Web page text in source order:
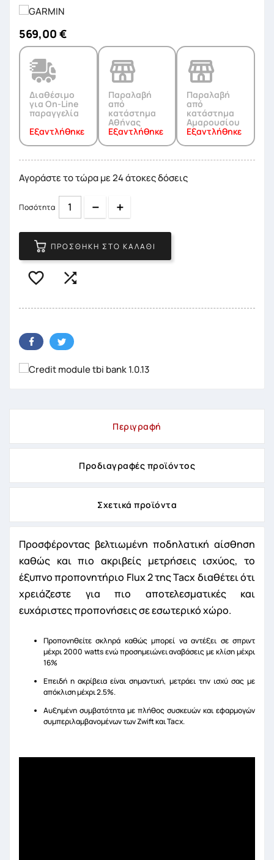
569,00 €
Διαθέσιμο
για On-Line
παραγγελία
Εξαντλήθηκε
Παραλαβή
από
κατάστημα
Αθήνας
Εξαντλήθηκε
Παραλαβή
από
κατάστημα
Αμαρουσίου
Εξαντλήθηκε
Αγοράστε το τώρα με 24 άτοκες δόσεις
Ποσότητα Quantity
ΠΡΟΣΘΉΚΗ ΣΤΟ ΚΑΛΆΘΙ
 
Περιγραφή
Προδιαγραφές προϊόντος
Σχετικά προϊόντα
Προσφέροντας βελτιωμένη ποδηλατική αίσθηση
καθώς και πιο ακριβείς μετρήσεις ισχύος, το
έξυπνο προπονητήριο Flux 2 της Tacx διαθέτει ότι
χρειάζεστε για πιο αποτελεσματικές και
ευχάριστες προπονήσεις σε εσωτερικό χώρο.
Προπονηθείτε σκληρά καθώς μπορεί να αντέξει σε σπριντ
μέχρι 2000 watts ενώ προσημειώνει αναβάσεις με κλίση μέχρι
16%
Επειδή η ακρίβεια είναι σημαντική, μετράει την ισχύ σας με
απόκλιση μέχρι 2.5%.
Αυξημένη συμβατότητα με πλήθος συσκευών και εφαρμογών
συμπεριλαμβανομένων των Zwift και Tacx.